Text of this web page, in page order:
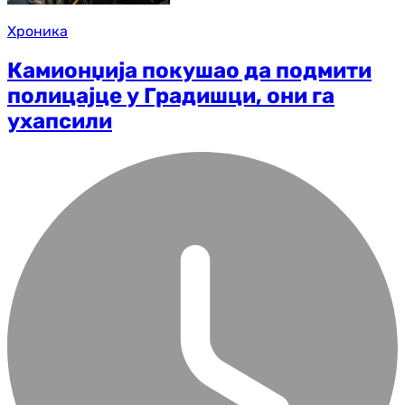
Хроника
Камионџија покушао да подмити
полицајце у Градишци, они га
ухапсили